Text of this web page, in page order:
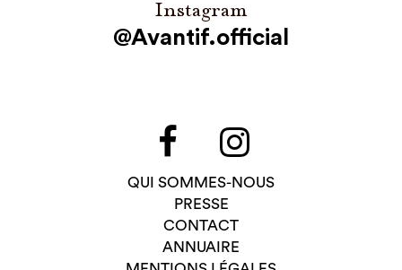
Instagram
@Avantif.official
QUI SOMMES-NOUS
PRESSE
CONTACT
ANNUAIRE